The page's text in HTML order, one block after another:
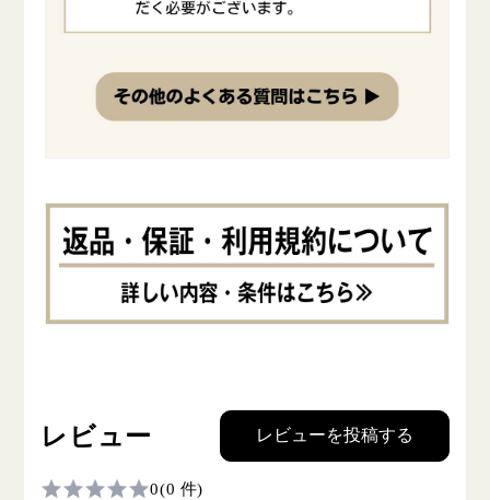
レビュー レビューを投稿する
0(0 件)